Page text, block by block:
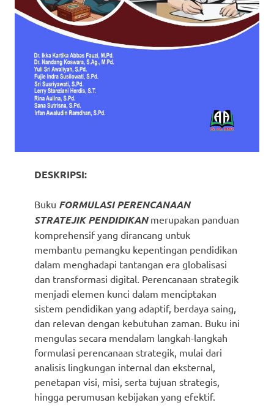
DESKRIPSI:
Buku FORMULASI PERENCANAAN
STRATEJIK PENDIDIKANmerupakan panduan
komprehensif yang dirancang untuk
membantu pemangku kepentingan pendidikan
dalam menghadapi tantangan era globalisasi
dan transformasi digital. Perencanaan strategik
menjadi elemen kunci dalam menciptakan
sistem pendidikan yang adaptif, berdaya saing,
dan relevan dengan kebutuhan zaman. Buku ini
mengulas secara mendalam langkah-langkah
formulasi perencanaan strategik, mulai dari
analisis lingkungan internal dan eksternal,
penetapan visi, misi, serta tujuan strategis,
hingga perumusan kebijakan yang efektif.